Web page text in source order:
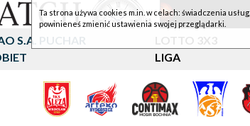
S.A. PUCHAR
LOTTO 3X3
LIGA
Ta strona używa cookies m.in. w celach: świadczenia
powinieneś zmienić ustawienia swojej przeglądarki.